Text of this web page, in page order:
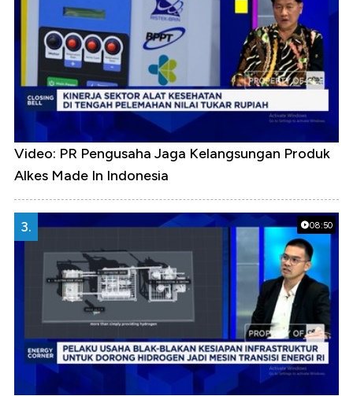
Video: PR Pengusaha Jaga Kelangsungan Produk
Alkes Made In Indonesia
08:50
3.